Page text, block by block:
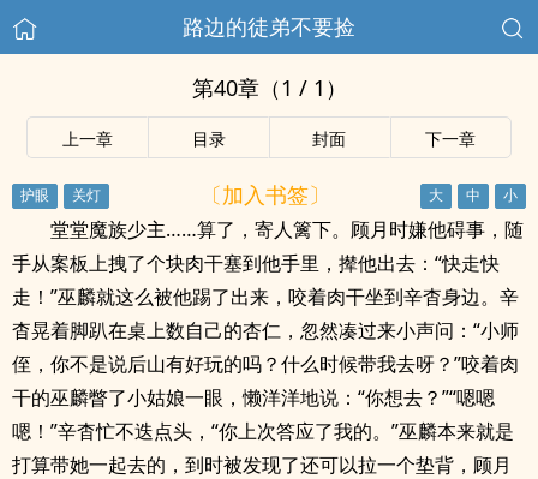
路边的徒弟不要捡
第40章（1 / 1）
上一章 目录 封面 下一章
〔加入书签〕
堂堂魔族少主……算了，寄人篱下。顾月时嫌他碍事，随
手从案板上拽了个块肉干塞到他手里，撵他出去：“快走快
走！”巫麟就这么被他踢了出来，咬着肉干坐到辛杳身边。辛
杳晃着脚趴在桌上数自己的杏仁，忽然凑过来小声问：“小师
侄，你不是说后山有好玩的吗？什么时候带我去呀？”咬着肉
干的巫麟瞥了小姑娘一眼，懒洋洋地说：“你想去？”“嗯嗯
嗯！”辛杳忙不迭点头，“你上次答应了我的。”巫麟本来就是
打算带她一起去的，到时被发现了还可以拉一个垫背，顾月